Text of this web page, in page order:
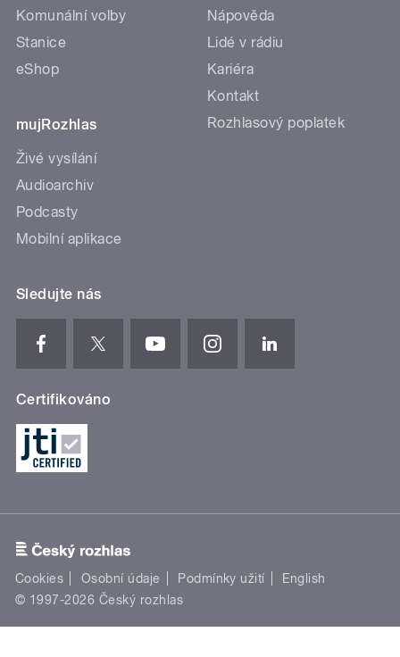
Komunální volby
Stanice
eShop
mujRozhlas
Živé vysílání
Audioarchiv
Podcasty
Mobilní aplikace
Nápověda
Lidé v rádiu
Kariéra
Kontakt
Rozhlasový poplatek
Sledujte nás
Certifikováno
Cookies Osobní údaje Podmínky užití
English
© 1997-2026 Český rozhlas